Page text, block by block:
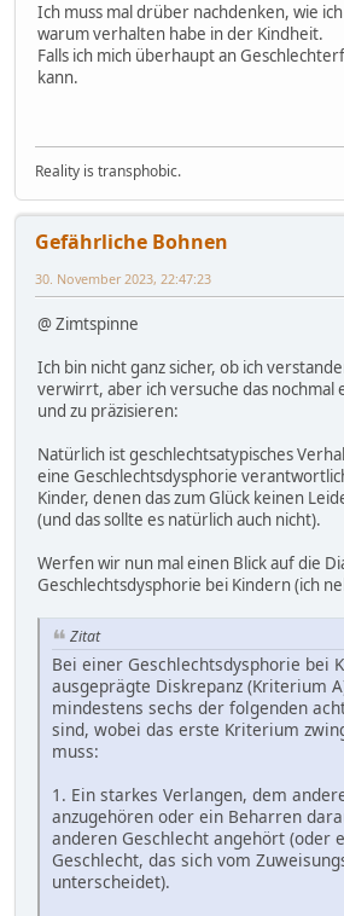
Ich muss mal drüber nachdenken, wie
warum verhalten habe in der Kindheit.
Falls ich mich überhaupt an
kann.
Reality is transphobic.
Gefährliche Bohnen
30. November 2023, 22:47:23
@ Zimtspinne
Ich bin nicht ganz sicher, ob ich
verwirrt, aber ich versuche das nochmal
und zu präzisieren:
Natürlich ist geschlechtsatypisches
eine Geschlechtsdysphorie
Kinder, denen das zum Glück keinen
(und das sollte es natürlich auch nicht).
Werfen wir nun mal einen Blick auf die
Geschlechtsdysphorie bei Kindern (ich
Zitat
Bei einer Geschlechtsdysphorie bei
ausgeprägte Diskrepanz (Kriterium
mindestens sechs der folgenden
sind, wobei das erste Kriterium
muss:
1. Ein starkes Verlangen, dem
anzugehören oder ein Beharren
anderen Geschlecht angehört (oder
Geschlecht, das sich vom
unterscheidet).